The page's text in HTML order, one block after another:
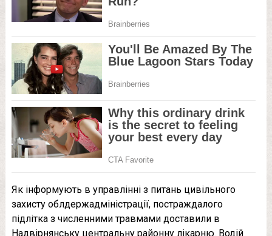
Як інформують в управлінні з питань цивільного
захисту облдержадміністрації, постраждалого
підлітка з численними травмами доставили в
Надвірнянську центральну районну лікарню. Водій